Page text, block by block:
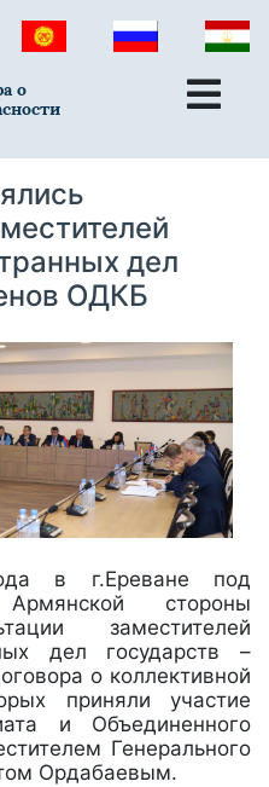
о
дел
ОДКБ
в г.Ереване под
Армянской стороны
заместителей
дел государств –
о коллективной
приняли участие
и Объединенного
Генерального
Ордабаевым.